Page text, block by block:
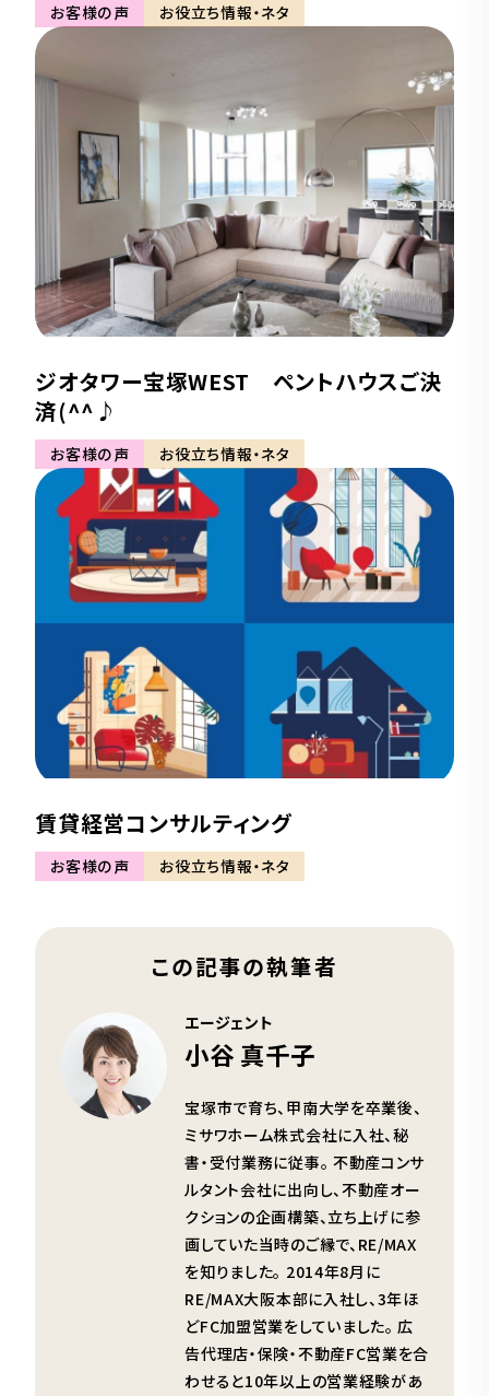
お客様の声 お役立ち情報・ネタ
ジオタワー宝塚WEST ペントハウスご決
済(^^♪
お客様の声 お役立ち情報・ネタ
賃貸経営コンサルティング
お客様の声 お役立ち情報・ネタ
この記事の執筆者
エージェント
小谷 真千子
宝塚市で育ち、甲南大学を卒業後、
ミサワホーム株式会社に入社、秘
書・受付業務に従事。 不動産コンサ
ルタント会社に出向し、不動産オー
クションの企画構築、立ち上げに参
画していた当時のご縁で、RE/MAX
を知りました。 2014年8月に
RE/MAX大阪本部に入社し、3年ほ
どFC加盟営業をしていました。 広
告代理店・保険・不動産FC営業を合
わせると10年以上の営業経験があ